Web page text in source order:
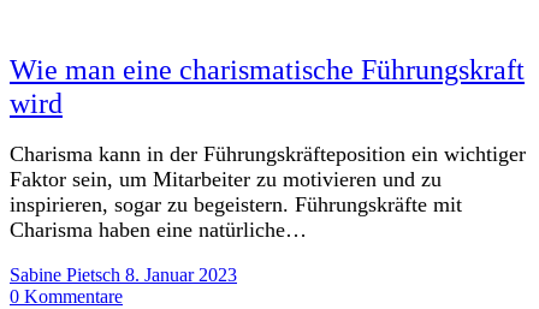
Wie man eine charismatische Führungskraft
wird
Charisma kann in der Führungskräfteposition ein wichtiger
Faktor sein, um Mitarbeiter zu motivieren und zu
inspirieren, sogar zu begeistern. Führungskräfte mit
Charisma haben eine natürliche…
Sabine Pietsch 8. Januar 2023
0 Kommentare